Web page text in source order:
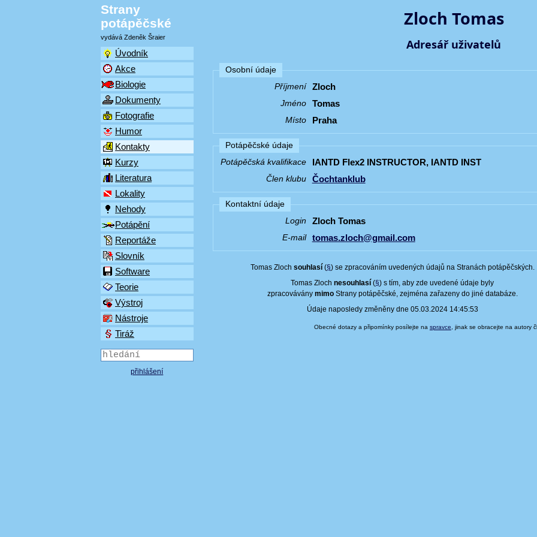
Strany
potápěčské
vydává Zdeněk Šraier
Úvodník
Akce
Biologie
Dokumenty
Fotografie
Humor
Kontakty
Kurzy
Literatura
Lokality
Nehody
Potápění
Reportáže
Slovník
Software
Teorie
Výstroj
Nástroje
Tiráž
přihlášení
Zloch Tomas
Adresář uživatelů
Osobní údaje
Příjmení
Zloch
Jméno Tomas
Místo Praha
Potápěčské údaje
Potápěčská kvalifikace
IANTD Flex2 INSTRUCTOR, IANTD INST
Člen klubu Čochtanklub
Kontaktní údaje
Login
Zloch Tomas
E-mail tomas.zloch@gmail.com
Tomas Zloch souhlasí(§) se zpracováním uvedených údajů na Stranách potápěčských.
Tomas Zlochnesouhlasí (§) s tím, aby zde uvedené údaje byly
zpracovávány mimoStrany potápěčské, zejména zařazeny do jiné databáze.
Údaje naposledy změněny dne 05.03.2024 14:45:53
Obecné dotazy a připomínky posílejte na spravce , jinak se obracejte na autory